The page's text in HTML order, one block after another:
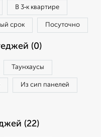
В 3‑к квартире
срок Посуточно
(0)
Таунхаусы
Из сип панелей
(22)